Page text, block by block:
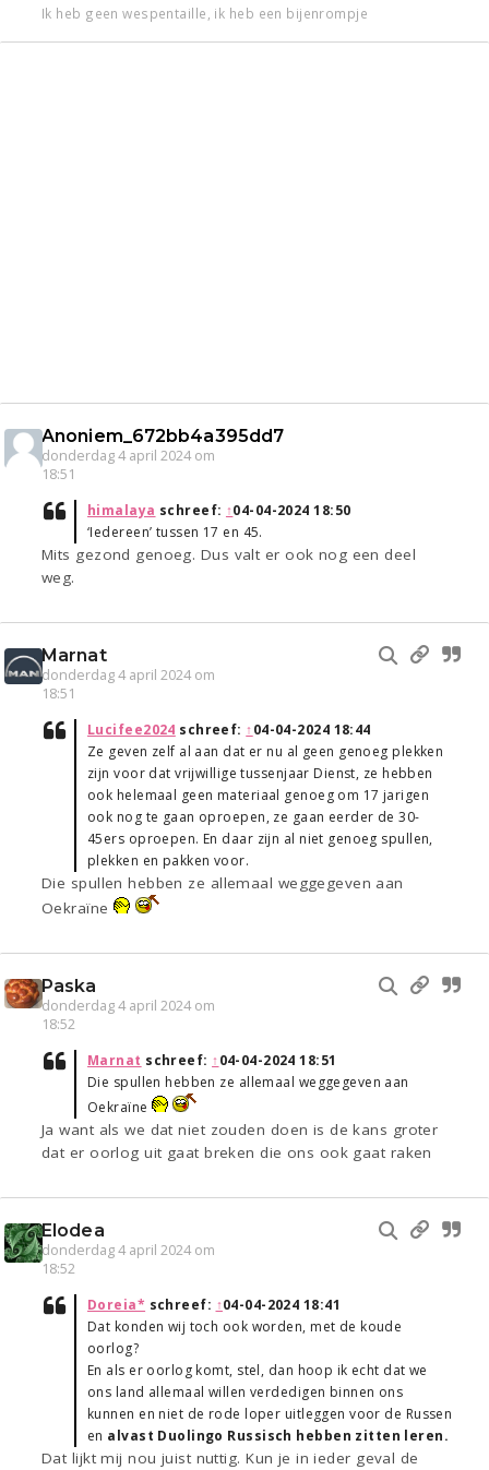
Ik heb geen wespentaille, ik heb een bijenrompje
Anoniem_672bb4a395dd7
donderdag 4 april 2024 om
18:51
himalaya schreef: ↑04-04-2024 18:50
‘Iedereen’ tussen 17 en 45.
Mits gezond genoeg. Dus valt er ook nog een deel
weg.
Marnat
donderdag 4 april 2024 om
18:51
Lucifee2024 schreef: ↑04-04-2024 18:44
Ze geven zelf al aan dat er nu al geen genoeg plekken
zijn voor dat vrijwillige tussenjaar Dienst, ze hebben
ook helemaal geen materiaal genoeg om 17 jarigen
ook nog te gaan oproepen, ze gaan eerder de 30-
45ers oproepen. En daar zijn al niet genoeg spullen,
plekken en pakken voor.
Die spullen hebben ze allemaal weggegeven aan
Oekraïne
Paska
donderdag 4 april 2024 om
18:52
Marnat schreef: ↑04-04-2024 18:51
Die spullen hebben ze allemaal weggegeven aan
Oekraïne
Ja want als we dat niet zouden doen is de kans groter
dat er oorlog uit gaat breken die ons ook gaat raken
Elodea
donderdag 4 april 2024 om
18:52
Doreia* schreef: ↑04-04-2024 18:41
Dat konden wij toch ook worden, met de koude
oorlog?
En als er oorlog komt, stel, dan hoop ik echt dat we
ons land allemaal willen verdedigen binnen ons
kunnen en niet de rode loper uitleggen voor de Russen
en alvast Duolingo Russisch hebben zitten leren.
Dat lijkt mij nou juist nuttig. Kun je in ieder geval de